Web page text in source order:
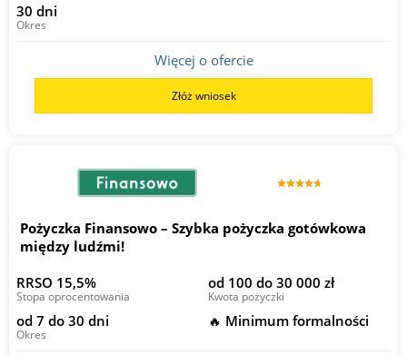
30 dni
Okres
Więcej o ofercie
Złóż wniosek
Pożyczka Finansowo – Szybka pożyczka gotówkowa
między ludźmi!
RRSO 15,5%
Stopa oprocentowania
od 100 do 30 000 zł
Kwota pożyczki
od 7 do 30 dni
Okres
🔥 Minimum formalności